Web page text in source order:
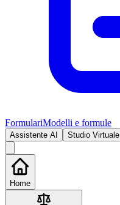
FormulariModelli e formule
Assistente AI Studio Virtuale
Home